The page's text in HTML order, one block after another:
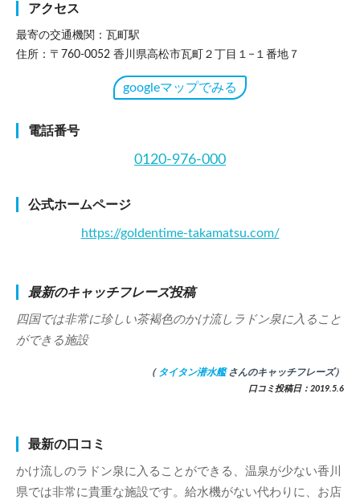
アクセス
最寄の交通機関：瓦町駅
住所：〒760-0052 香川県高松市瓦町２丁目１−１番地７
googleマップでみる
電話番号
0120-976-000
公式ホームページ
https://goldentime-takamatsu.com/
最新のキャッチフレーズ投稿
四国では非常に珍しい茶褐色のかけ流しラドン泉に入ること
ができる施設
（ タイタン潜水艦 さんのキャッチフレーズ）
口コミ投稿日：2019.5.6
最新の口コミ
かけ流しのラドン泉に入ることができる、温泉が少ない香川
県では非常に貴重な施設です。給水機がない代わりに、お店